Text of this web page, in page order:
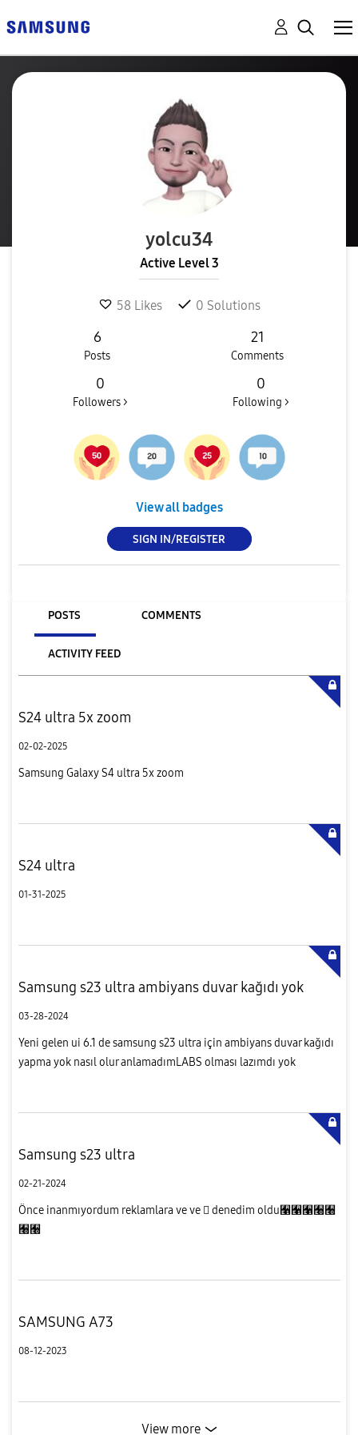
yolcu34
Active Level 3
58Likes 0 Solutions
6
Posts
21
Comments
0
Followers >
0
Following >
View all badges
SIGN IN/REGISTER
POSTS COMMENTS
ACTIVITY FEED
S24 ultra 5x zoom
02-02-2025
Samsung Galaxy S4 ultra 5x zoom
S24 ultra
01-31-2025
Samsung s23 ultra ambiyans duvar kağıdı yok
03-28-2024
Yeni gelen ui 6.1 de samsung s23 ultra için ambiyans duvar kağıdı
yapma yok nasıl olur anlamadımLABS olması lazımdı yok
Samsung s23 ultra
02-21-2024
Önce inanmıyordum reklamlara ve ve  denedim oldu﫡﫡﫡﫠﫠
﫠﫠
SAMSUNG A73
08-12-2023
View more